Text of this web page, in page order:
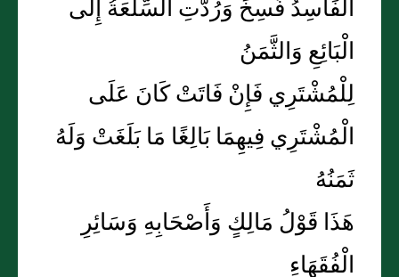
الْفَاسِدُ فُسِخَ وَرُدَّتِ السِّلْعَةُ إِلَى
الْبَائِعِ وَالثَّمَنُ
لِلْمُشْتَرِي فَإِنْ فَاتَتْ كَانَ عَلَى
الْمُشْتَرِي فِيهِمَا بَالِغًا مَا بَلَغَتْ وَلَهُ
ثَمَنُهُ
هَذَا قَوْلُ مَالِكٍ وَأَصْحَابِهِ وَسَائِرِ
الْفُقَهَاءِ